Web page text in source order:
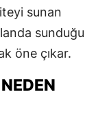
sunan
sunduğu
öne çıkar.